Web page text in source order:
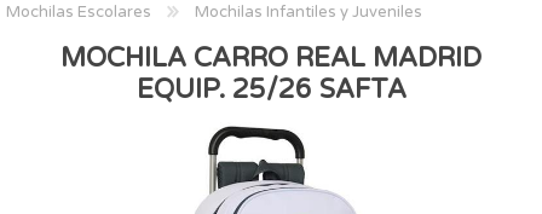
Mochilas Escolares
Mochilas Infantiles y Juveniles
MOCHILA CARRO REAL MADRID
EQUIP. 25/26 SAFTA